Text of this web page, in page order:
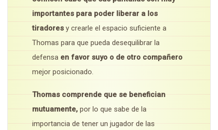
importantes para poder liberar a los
tiradores y crearle el espacio suficiente a
Thomas para que pueda desequilibrar la
defensa en favor suyo o de otro compañero
mejor posicionado.
Thomas comprende que se benefician
mutuamente, por lo que sabe de la
importancia de tener un jugador de las